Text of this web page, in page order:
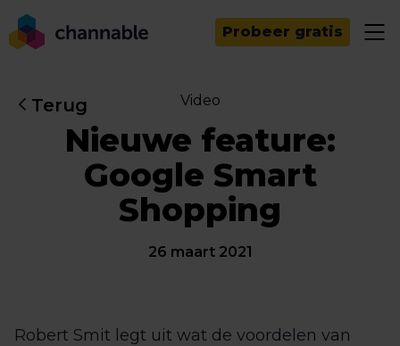
Probeer gratis
Terug Video
Nieuwe feature:
Google Smart
Shopping
26 maart 2021
Robert Smit legt uit wat de voordelen van